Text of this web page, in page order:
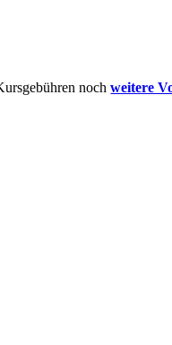
nochweitere